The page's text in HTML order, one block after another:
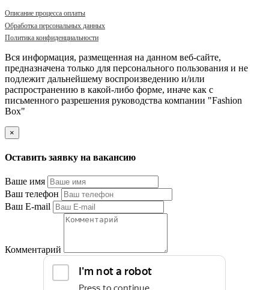
Описание процесса оплаты
Обработка персональных данных
Политика конфиденциальности
Вся информация, размещенная на данном веб-сайте,
предназначена только для персонального пользования и не
подлежит дальнейшему воспроизведению и/или
распространению в какой-либо форме, иначе как с
письменного разрешения руководства компании "Fashion
Box"
×
Оставить заявку на вакансию
Ваше имя
Ваш телефон
Ваш E-mail
Комментарий